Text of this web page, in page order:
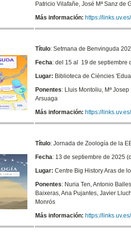
Patricio Vilafañe, José Mª Sanz de
Más información: https://
Título: Setmana de Benvinguda
Fecha: del 15 al 19 de septiembre
Lugar: Biblioteca de Ciències
Ponentes: Lluis Montoliu, Mª
Arsuaga
Más información: https://
Título: Jornada de Zoología de la
Fecha: 13 de septiembre de 2025
Lugar:Centre Big History Aras de
Ponentes: Nuria Ten, Antonio
Baixeras, Ana Pujantes, Javier
Monrós
Más información: https://